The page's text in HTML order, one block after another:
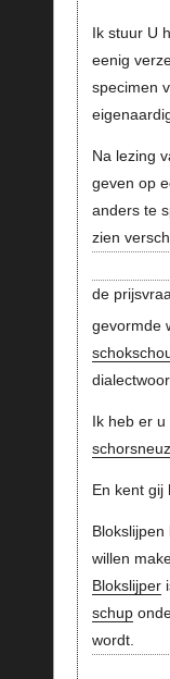
Ik stuur U
eenig
specimen
Na lezing
geven op
anders te
zien
de
gevormde
Ik heb er
En kent gij
willen
Blokslijper
schup
wordt.